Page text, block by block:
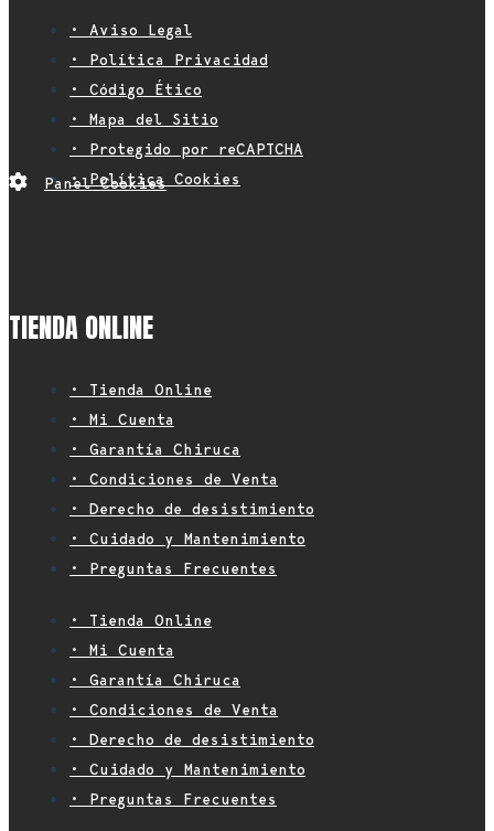
• Aviso Legal
• Política Privacidad
• Código Ético
• Mapa del Sitio
• Protegido por reCAPTCHA
• Política Cookies
Panel Cookies
TIENDA ONLINE
• Tienda Online
• Mi Cuenta
• Garantía Chiruca
• Condiciones de Venta
• Derecho de desistimiento
• Cuidado y Mantenimiento
• Preguntas Frecuentes
• Tienda Online
• Mi Cuenta
• Garantía Chiruca
• Condiciones de Venta
• Derecho de desistimiento
• Cuidado y Mantenimiento
• Preguntas Frecuentes